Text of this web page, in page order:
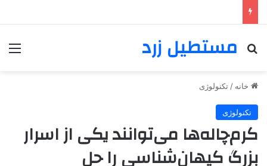
مستطیل زرد
خانه / تکنولوژی
تکنولوژی
کرم‌چاله‌ها می‌توانند یکی از اسرار
بزرگ کیهان‌شناسی را حل